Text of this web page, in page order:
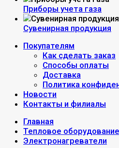
Приборы учета газа
Сувенирная продукция
Покупателям
Как сделать заказ
Способы оплаты
Доставка
Политика
Новости
Контакты и филиалы
Главная
Тепловое оборудование
Электронагреватели